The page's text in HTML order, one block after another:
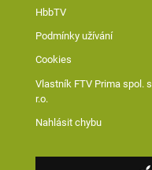
HbbTV
Podmínky užívání
Cookies
Vlastník FTV Prima spol. s
r.o.
Nahlásit chybu